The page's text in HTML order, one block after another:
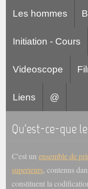
Les hommes
Initiation - Cours
Videoscope
Liens @
Qu'est-ce-que
C'est un ensemble de
superieurs, contenus
constituent la